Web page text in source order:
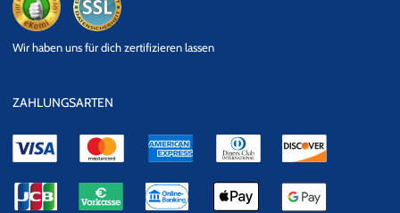
Datensicherheit
Wir haben uns für dich zertifizieren lassen
ZAHLUNGSARTEN